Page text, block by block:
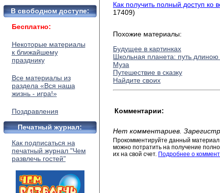
В свободном доступе:
Бесплатно:
Некоторые материалы
к ближайшему
празднику
Все материалы из
раздела «Вся наша
жизнь - игра!»
Поздравления
Печатный журнал:
Как подписаться на
печатный журнал "Чем
развлечь гостей"
Как получить полный доступ ко
17409)
Похожие материалы:
Будущее в картинках
Школьная планета: путь длиною
Муза
Путешествие в сказку
Найдите своих
Комментарии:
Нет комментариев.
Прокомментируйте данный
можно потратить на получение
их на свой счет. Подробнее о